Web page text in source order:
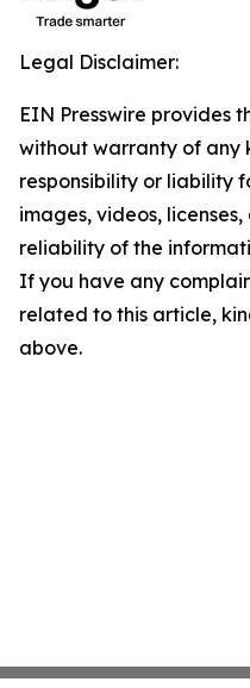
Legal Disclaimer:
EIN Presswire provides
without warranty of any
responsibility or liability
images, videos,
reliability of the
If you have any
related to this article,
above.